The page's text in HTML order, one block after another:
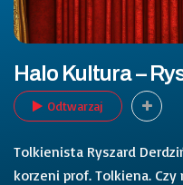
Halo Kultura –
Odtwarzaj
Tolkienista Ryszard
korzeni prof. Tolkiena.